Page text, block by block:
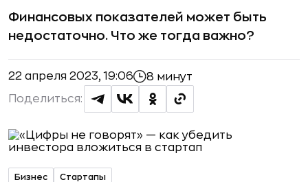
Финансовых показателей может быть
недостаточно. Что же тогда важно?
22 апреля 2023, 19:06 8 минут
Поделиться:
Бизнес Стартапы